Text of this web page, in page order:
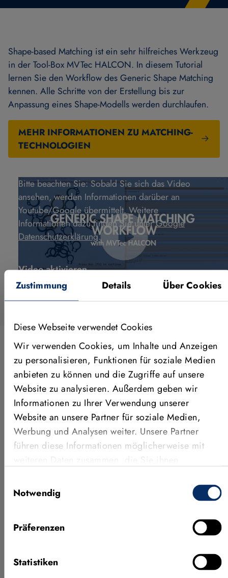
Zustimmung Details Über Cookies
Diese Webseite verwendet Cookies
Wir verwenden Cookies, um Inhalte und Anzeigen
zu personalisieren, Funktionen für soziale Medien
anbieten zu können und die Zugriffe auf unsere
Website zu analysieren. Außerdem geben wir
Informationen zu Ihrer Verwendung unserer
Website an unsere Partner für soziale Medien,
Werbung und Analysen weiter. Unsere Partner
führen diese Informationen möglicherweise mit
Nutzung der Dienste gesammelt haben.
Notwendig
Präferenzen
Statistiken
Shape-based Matching ist ein sehr hilfreiches Werkzeug
in der Tool-Box MVTec HALCON. In diesem Tutorial
lernen Sie den Workflow des Generic Shape Matching
kennen. Alle Schritte von der Erstellung bis zur
Anpassung eines Shape-Modells werden durchlaufen.
MEHR INFORMATIONEN ZU MATCHING-
TECHNOLOGIEN
Bitte beachten Sie: Sobald Sie sich das Video
ansehen, werden Informationen darüber an
Youtube/Google übermittelt. Weitere
Informationen dazu finden Sie unterGoogle
Datenschutzerklärung.
Video aktivieren
ANWENDUNGEN, FEATURES &
MEHR
Weitere Videos
Neueste Features von MVTec
KI-